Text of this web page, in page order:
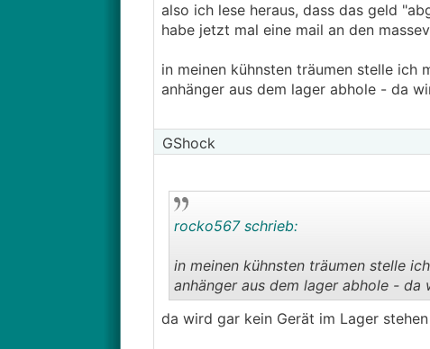
also ich lese heraus, dass das geld
habe jetzt mal eine mail an den
in meinen kühnsten träumen stelle ich
anhänger aus dem lager abhole - da
GShock
rocko567 schrieb:
in meinen kühnsten träumen stelle
anhänger aus dem lager abhole - da
da wird gar kein Gerät im Lager stehen